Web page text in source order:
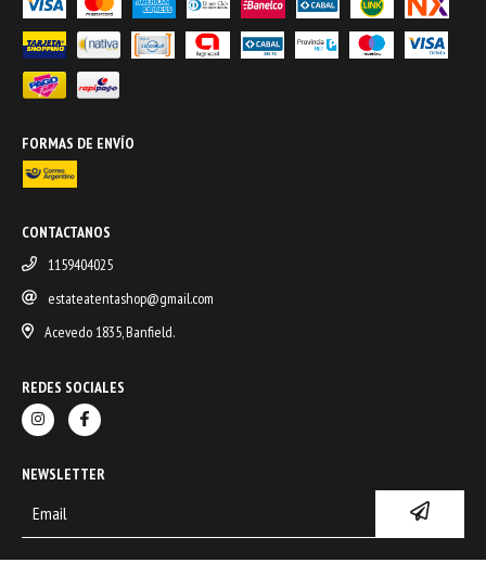
FORMAS DE ENVÍO
CONTACTANOS
1159404025
estateatentashop@gmail.com
Acevedo 1835, Banfield.
REDES SOCIALES
NEWSLETTER